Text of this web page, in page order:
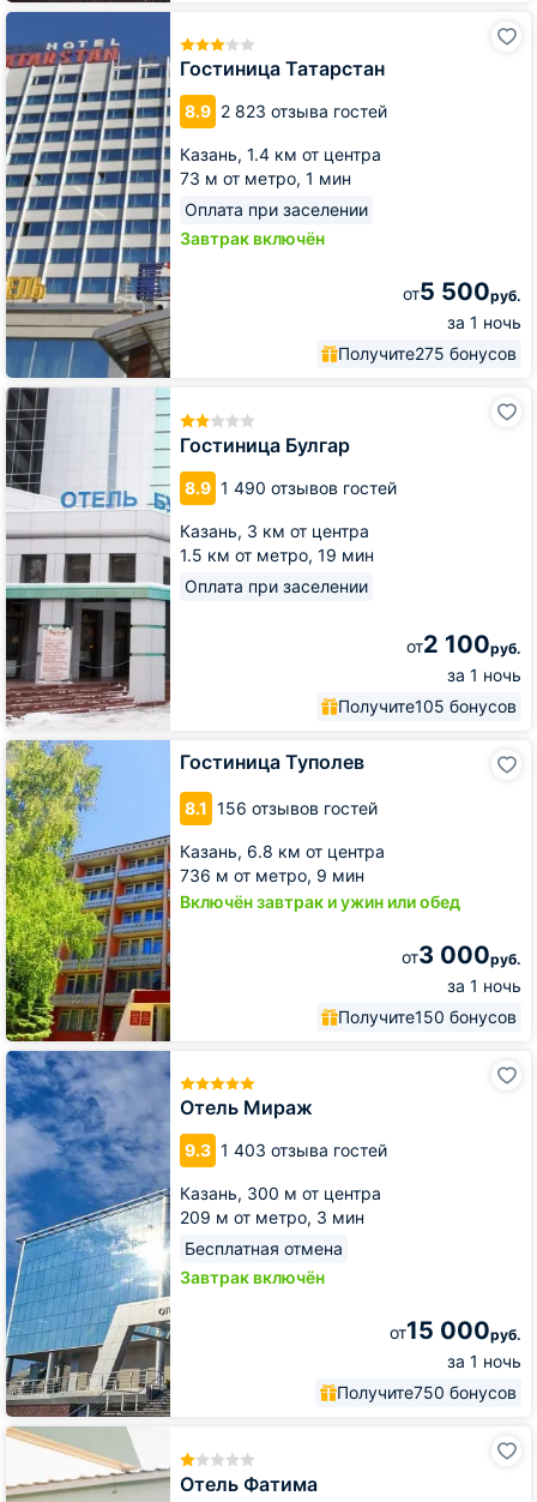
Гостиница Татарстан
8.9 2 823 отзыва гостей
Казань, 1.4 км от центра
73 м от метро, 1 мин
Оплата при заселении
Завтрак включён
от5 500руб.
за 1 ночь
Получите275 бонусов
Гостиница
Татарстан
Гостиница Булгар
8.9 1 490 отзывов гостей
Казань, 3 км от центра
1.5 км от метро, 19 мин
Оплата при заселении
от2 100руб.
за 1 ночь
Получите105 бонусов
Гостиница
Булгар
Гостиница Туполев
8.1 156 отзывов гостей
Казань, 6.8 км от центра
736 м от метро, 9 мин
Включён завтрак и ужин или обед
от3 000руб.
за 1 ночь
Получите150 бонусов
Гостиница
Туполев
Отель Мираж
9.3 1 403 отзыва гостей
Казань, 300 м от центра
209 м от метро, 3 мин
Бесплатная отмена
Завтрак включён
от15 000руб.
за 1 ночь
Получите750 бонусов
Отель
Мираж
Отель Фатима
Отель
Фатима